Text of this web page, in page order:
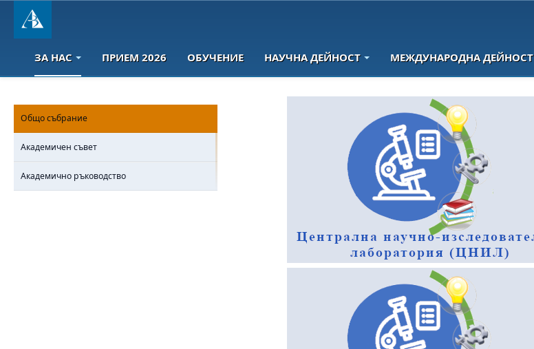
ЗА НАС ПРИЕМ 2026 ОБУЧЕНИЕ НАУЧНА ДЕЙНОСТ МЕЖДУНАРОДНА ДЕЙНОСТ
Общо събрание
Академичен съвет
Академично ръководство